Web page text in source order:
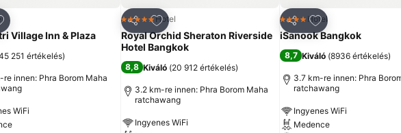
a kedvencekhez
Village Inn & Plaza
251 értékelés)
re innen: Phra Borom Maha
WiFi
Megosztás
Hozzáadás a kedvencekhez
5 KategóriaHotel
Royal Orchid Sheraton Riverside
Hotel Bangkok
8,8 Kiváló (20 912 értékelés)
3.2 km-re innen: Phra Borom Maha
ratchawang
Ingyenes WiFi
Megosztás
Hozzáadás a
4 Kategória
Hotel
iSanook Bangkok
8,7 Kiváló (8936 értékelés)
3.7 km-re innen: Phra
ratchawang
Ingyenes WiFi
Medence